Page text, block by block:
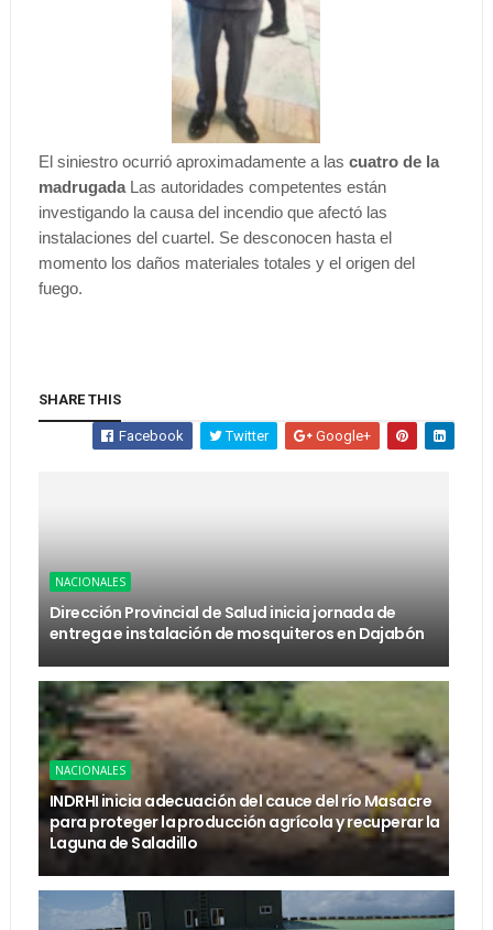
El siniestro ocurrió aproximadamente a las cuatro de la
madrugada Las autoridades competentes están
investigando la causa del incendio que afectó las
instalaciones del cuartel. Se desconocen hasta el
momento los daños materiales totales y el origen del
fuego.
SHARE THIS
Facebook Twitter Google+
NACIONALES
Dirección Provincial de Salud inicia jornada de
entrega e instalación de mosquiteros en Dajabón
NACIONALES
INDRHI inicia adecuación del cauce del río Masacre
para proteger la producción agrícola y recuperar la
Laguna de Saladillo